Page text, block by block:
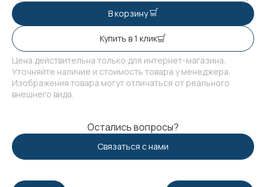
В корзину
Купить в 1 клик
Цена действительна только для интернет-магазина.
Уточняйте наличие и стоимость товара у менеджера.
Изображения товара могут отличаться от реального
внешнего вида.
Остались вопросы?
Связаться с нами